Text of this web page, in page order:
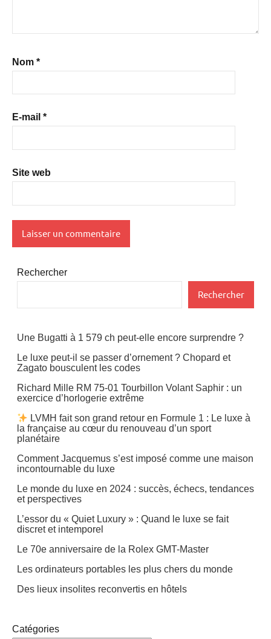
Nom *
E-mail *
Site web
Rechercher
Rechercher
Une Bugatti à 1 579 ch peut-elle encore surprendre ?
Le luxe peut-il se passer d’ornement ? Chopard et
Zagato bousculent les codes
Richard Mille RM 75-01 Tourbillon Volant Saphir : un
exercice d’horlogerie extrême
LVMH fait son grand retour en Formule 1 : Le luxe à
la française au cœur du renouveau d’un sport
planétaire
Comment Jacquemus s’est imposé comme une maison
incontournable du luxe
Le monde du luxe en 2024 : succès, échecs, tendances
et perspectives
L’essor du « Quiet Luxury » : Quand le luxe se fait
discret et intemporel
Le 70e anniversaire de la Rolex GMT-Master
Les ordinateurs portables les plus chers du monde
Des lieux insolites reconvertis en hôtels
Catégories